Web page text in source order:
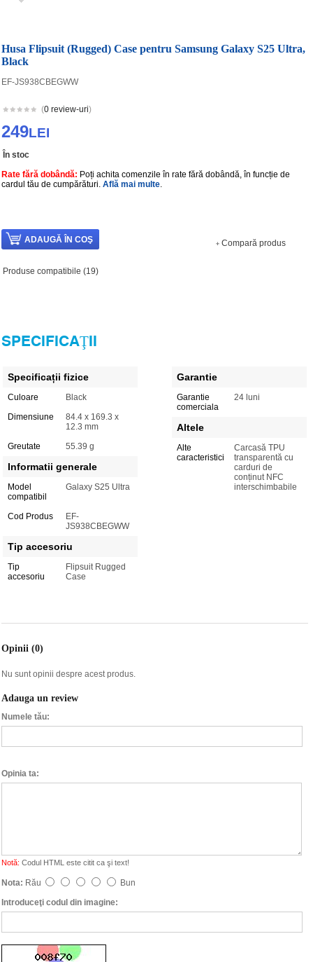
Husa Flipsuit (Rugged) Case pentru Samsung Galaxy S25 Ultra,
Black
EF-JS938CBEGWW
(0 review-uri)
249LEI
În stoc
Rate fără dobândă: Poți achita comenzile în rate fără dobândă, în funcție de
cardul tău de cumpărături.Află mai multe.
Compară produs
Produse compatibile (19)
SPECIFICAŢII
Specificații fizice
Culoare
Black
Dimensiune
84.4 x 169.3 x
12.3 mm
Greutate
55.39 g
Informatii generale
Model
compatibil
Galaxy S25 Ultra
Cod Produs
EF-
JS938CBEGWW
Tip accesoriu
Tip
accesoriu
Flipsuit Rugged
Case
Garantie
Garantie
comerciala
24 luni
Altele
Alte
caracteristici
Carcasă TPU
transparentă cu
carduri de
conținut NFC
interschimbabile
Opinii (0)
Nu sunt opinii despre acest produs.
Adauga un review
Numele tău:
Opinia ta:
Notă: Codul HTML este citit ca şi text!
Nota: Rău
Bun
Introduceţi codul din imagine: